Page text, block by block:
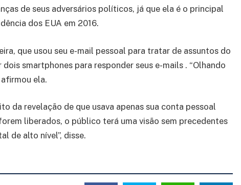
de seus adversários políticos, já que ela é o principal
dos EUA em 2016.
que usou seu e-mail pessoal para tratar de assuntos do
smartphones para responder seus e-mails . “Olhando
ela.
da revelação de que usava apenas sua conta pessoal
liberados, o público terá uma visão sem precedentes
de alto nível”, disse.